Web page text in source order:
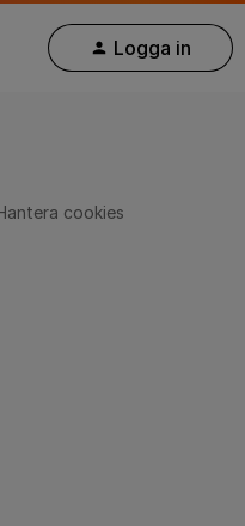
Logga in
cookies